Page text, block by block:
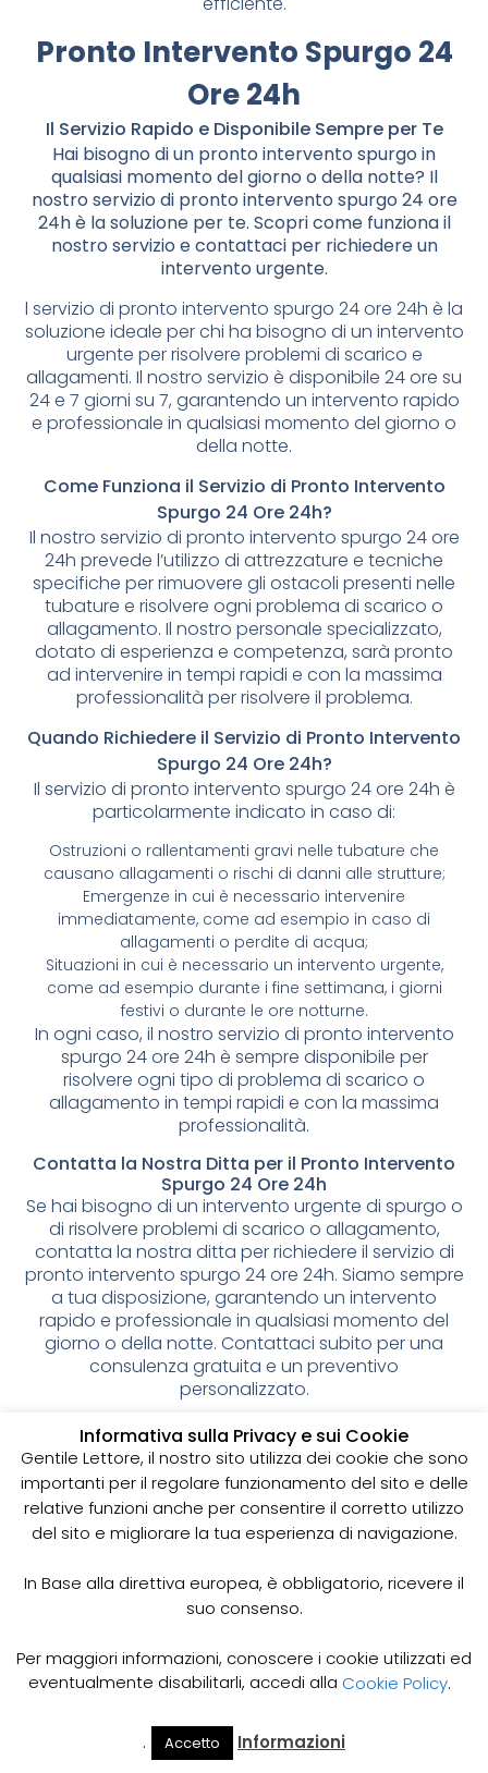
Pronto Intervento Spurgo 24
Ore 24h
Il Servizio Rapido e Disponibile Sempre per Te
Hai bisogno di un pronto intervento spurgo in
qualsiasi momento del giorno o della notte? Il
nostro servizio di pronto intervento spurgo 24 ore
24h è la soluzione per te. Scopri come funziona il
nostro servizio e contattaci per richiedere un
intervento urgente.
l servizio di pronto intervento spurgo 24 ore 24h è la
soluzione ideale per chi ha bisogno di un intervento
urgente per risolvere problemi di scarico e
allagamenti. Il nostro servizio è disponibile 24 ore su
24 e 7 giorni su 7, garantendo un intervento rapido
e professionale in qualsiasi momento del giorno o
della notte.
Come Funziona il Servizio di Pronto Intervento
Spurgo 24 Ore 24h?
Il nostro servizio di pronto intervento spurgo 24 ore
24h prevede l’utilizzo di attrezzature e tecniche
specifiche per rimuovere gli ostacoli presenti nelle
tubature e risolvere ogni problema di scarico o
allagamento. Il nostro personale specializzato,
dotato di esperienza e competenza, sarà pronto
ad intervenire in tempi rapidi e con la massima
professionalità per risolvere il problema.
Quando Richiedere il Servizio di Pronto Intervento
Spurgo 24 Ore 24h?
Il servizio di pronto intervento spurgo 24 ore 24h è
particolarmente indicato in caso di:
Ostruzioni o rallentamenti gravi nelle tubature che
causano allagamenti o rischi di danni alle strutture;
Emergenze in cui è necessario intervenire
immediatamente, come ad esempio in caso di
allagamenti o perdite di acqua;
Situazioni in cui è necessario un intervento urgente,
come ad esempio durante i fine settimana, i giorni
festivi o durante le ore notturne.
In ogni caso, il nostro servizio di pronto intervento
spurgo 24 ore 24h è sempre disponibile per
risolvere ogni tipo di problema di scarico o
allagamento in tempi rapidi e con la massima
professionalità.
Contatta la Nostra Ditta per il Pronto Intervento
Spurgo 24 Ore 24h
Se hai bisogno di un intervento urgente di spurgo o
di risolvere problemi di scarico o allagamento,
contatta la nostra ditta per richiedere il servizio di
pronto intervento spurgo 24 ore 24h. Siamo sempre
a tua disposizione, garantendo un intervento
rapido e professionale in qualsiasi momento del
giorno o della notte. Contattaci subito per una
consulenza gratuita e un preventivo
personalizzato.
Spurgo pozzi neri: cos’è e
perché è importante
I pozzi neri sono delle strutture sotterranee utilizzate
per la raccolta delle acque reflue domestiche,
sistema di smaltimento delle acque fognarie. Lo
spurgo dei pozzi neri è un’operazione essenziale
e prevenire il rischio di allagamenti, cattivi odori e
infezioni.
Lo spurgo dei pozzi neri viene effettuato mediante
l’utilizzo di apposite pompe e attrezzature
Cerca Il Mio
Informativa sulla Privacy e sui Cookie
Gentile Lettore, il nostro sito utilizza dei cookie che sono
importanti per il regolare funzionamento del sito e delle
relative funzioni anche per consentire il corretto utilizzo
del sito e migliorare la tua esperienza di navigazione.
In Base alla direttiva europea, è obbligatorio, ricevere il
suo consenso.
Per maggiori informazioni, conoscere i cookie utilizzati ed
eventualmente disabilitarli, accedi alla Cookie Policy.
. Accetto Informazioni